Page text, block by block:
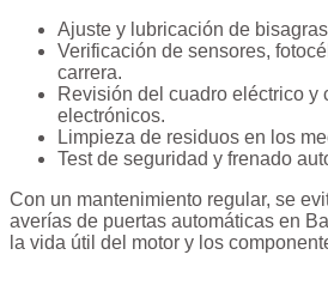
Ajuste y lubricación de
Verificación de sensores,
carrera.
Revisión del cuadro eléctrico y
electrónicos.
Limpieza de residuos en los
Test de seguridad y frenado
Con un mantenimiento regular, se
averías de puertas automáticas en
la vida útil del motor y los